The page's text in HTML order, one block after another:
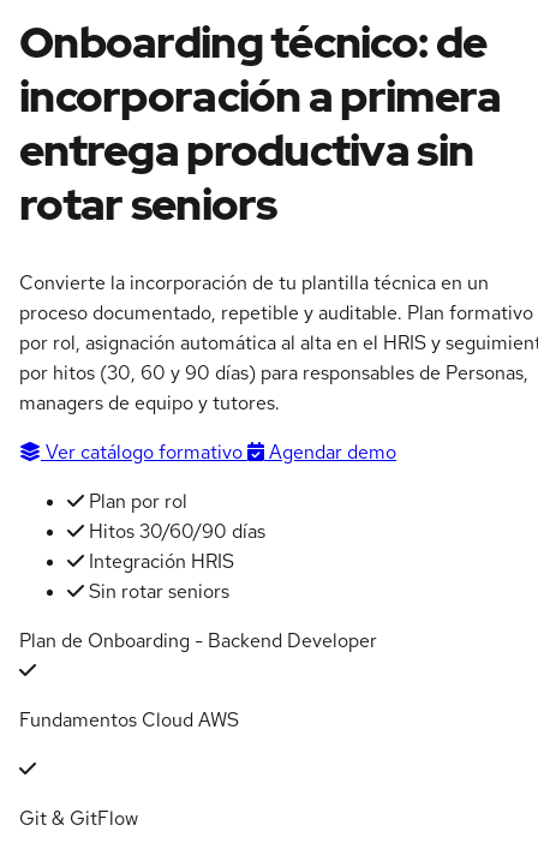
Onboarding técnico: de
incorporación a primera
entrega productivasin
rotar seniors
Convierte la incorporación de tu plantilla técnica en un
proceso documentado, repetible y auditable. Plan formativo
por rol, asignación automática al alta en el HRIS y
por hitos (30, 60 y 90 días) para responsables de Personas,
managers de equipo y tutores.
Ver catálogo formativo
Agendar demo
Plan por rol
Hitos 30/60/90 días
Integración HRIS
Sin rotar seniors
Plan de Onboarding - Backend Developer
Fundamentos Cloud AWS
Git & GitFlow